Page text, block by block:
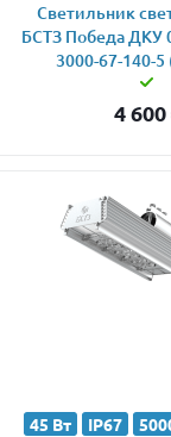
Светильник
БСТЗ Победа ДКУ
3000-67-140-
4 600
45 Вт IP67